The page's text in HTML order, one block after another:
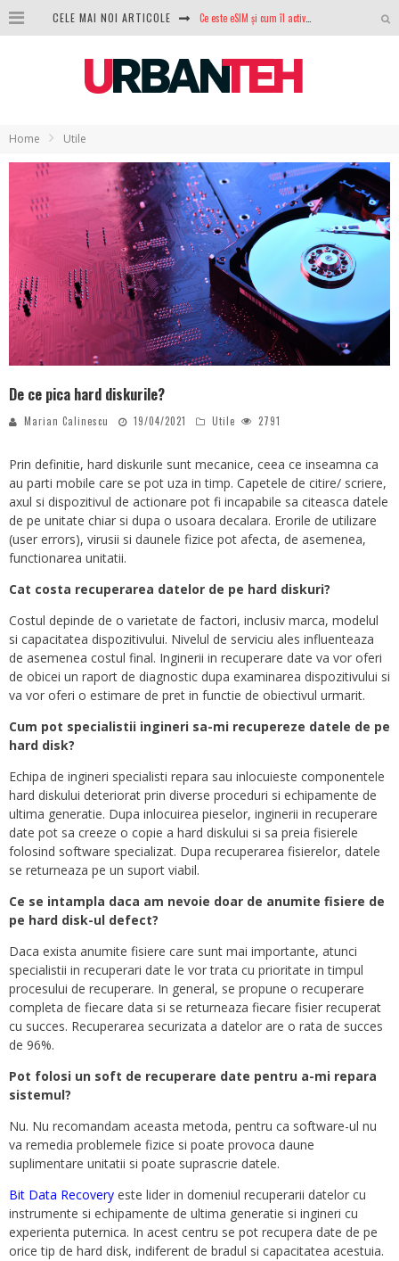
CELE MAI NOI ARTICOLE
100 GB de internet mobil gratuit de la Orange. Fără contract, fără acte și fără obligații
Analiza producției fotovoltaice în România – cât produce un sistem solar pe timp de iarnă?
NVIDIA avertizează: memoria RAM și SSD-urile ar putea deveni și mai scumpe în perioada următoare
Home Utile
De ce pica hard diskurile?
Marian Calinescu 19/04/2021 Utile 2791
Prin definitie, hard diskurile sunt mecanice, ceea ce inseamna ca
au parti mobile care se pot uza in timp. Capetele de citire/ scriere,
axul si dispozitivul de actionare pot fi incapabile sa citeasca datele
de pe unitate chiar si dupa o usoara decalara. Erorile de utilizare
(user errors), virusii si daunele fizice pot afecta, de asemenea,
functionarea unitatii.
Cat costa recuperarea datelor de pe hard diskuri?
Costul depinde de o varietate de factori, inclusiv marca, modelul
si capacitatea dispozitivului. Nivelul de serviciu ales influenteaza
de asemenea costul final. Inginerii in recuperare date va vor oferi
de obicei un raport de diagnostic dupa examinarea dispozitivului si
va vor oferi o estimare de pret in functie de obiectivul urmarit.
Cum pot specialistii ingineri sa-mi recupereze datele de pe
hard disk?
Echipa de ingineri specialisti repara sau inlocuieste componentele
hard diskului deteriorat prin diverse proceduri si echipamente de
ultima generatie. Dupa inlocuirea pieselor, inginerii in recuperare
date pot sa creeze o copie a hard diskului si sa preia fisierele
folosind software specializat. Dupa recuperarea fisierelor, datele
se returneaza pe un suport viabil.
Ce se intampla daca am nevoie doar de anumite fisiere de
pe hard disk-ul defect?
Daca exista anumite fisiere care sunt mai importante, atunci
specialistii in recuperari date le vor trata cu prioritate in timpul
procesului de recuperare. In general, se propune o recuperare
completa de fiecare data si se returneaza fiecare fisier recuperat
cu succes. Recuperarea securizata a datelor are o rata de succes
de 96%.
Pot folosi un soft de recuperare date pentru a-mi repara
sistemul?
Nu. Nu recomandam aceasta metoda, pentru ca software-ul nu
va remedia problemele fizice si poate provoca daune
suplimentare unitatii si poate suprascrie datele.
Bit Data Recovery este lider in domeniul recuperarii datelor cu
instrumente si echipamente de ultima generatie si ingineri cu
experienta puternica. In acest centru se pot recupera date de pe
orice tip de hard disk, indiferent de bradul si capacitatea acestuia.